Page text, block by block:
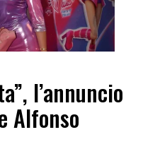
l’annuncio
Alfonso